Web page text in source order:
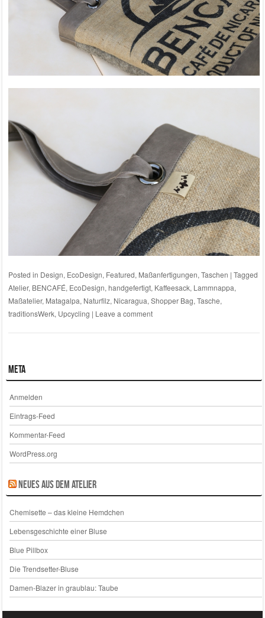
Posted in Design, EcoDesign, Featured, Maßanfertigungen, Taschen | Tagged
Atelier, BENCAFÉ, EcoDesign, handgefertigt, Kaffeesack, Lammnappa,
Maßatelier, Matagalpa, Naturfilz, Nicaragua, Shopper Bag, Tasche,
traditionsWerk, Upcycling | Leave a comment
Meta
Anmelden
Eintrags-Feed
Kommentar-Feed
WordPress.org
Neues aus dem Atelier
Chemisette – das kleine Hemdchen
Lebensgeschichte einer Bluse
Blue Pillbox
Die Trendsetter-Bluse
Damen-Blazer in graublau: Taube